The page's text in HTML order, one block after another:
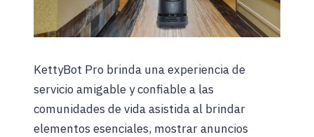
KettyBot Pro brinda una experiencia de
servicio amigable y confiable a las
comunidades de vida asistida al brindar
elementos esenciales, mostrar anuncios